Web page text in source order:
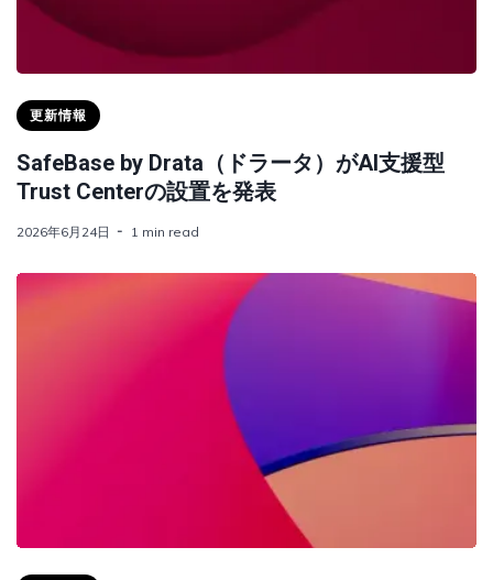
更新情報
SafeBase by Drata（ドラータ）がAI支援型
Trust Centerの設置を発表
2026年6月24日 1 min read